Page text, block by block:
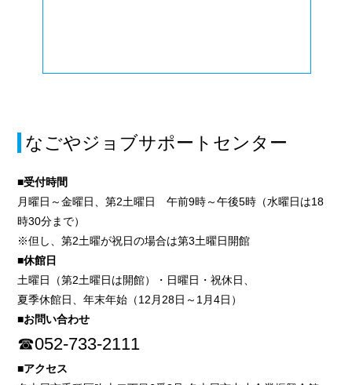
なごやジョブサポートセンター
■受付時間
月曜日～金曜日、第2土曜日 午前9時～午後5時（水曜日は18
時30分まで）
※但し、第2土曜が祝日の場合は第3土曜日開館
■休館日
土曜日（第2土曜日は開館）・日曜日・祝休日、
夏季休館日、年末年始（12月28日～1月4日）
■お問い合わせ
☎052-733-2111
■アクセス